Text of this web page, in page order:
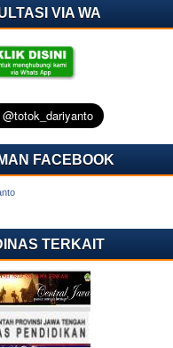
VIA WA
FACEBOOK
TERKAIT